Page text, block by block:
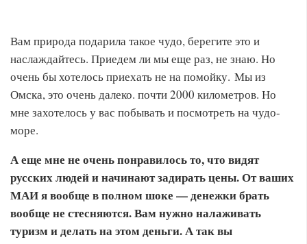
Вам природа подарила такое чудо, берегите это и
наслаждайтесь. Приедем ли мы еще раз, не знаю. Но
очень бы хотелось приехать не на помойку. Мы из
Омска, это очень далеко. почти 2000 километров. Но
мне захотелось у вас побывать и посмотреть на чудо-
море.
А еще мне не очень понравилось то, что видят
русских людей и начинают задирать цены. От ваших
МАИ я вообще в полном шоке — денежки брать
вообще не стесняются. Вам нужно налаживать
туризм и делать на этом деньги. А так вы